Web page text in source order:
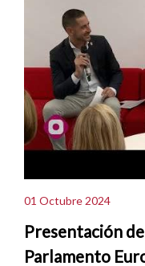
01 Octubre 2024
Presentación
Parlamento